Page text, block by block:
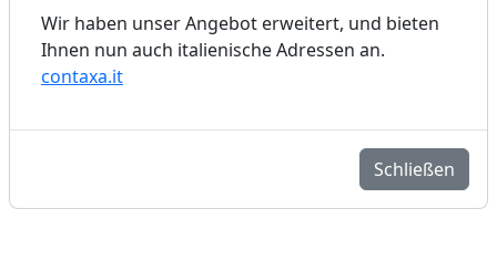
Wir haben unser Angebot erweitert, und bieten
Ihnen nun auch italienische Adressen an.
contaxa.it
Schließen